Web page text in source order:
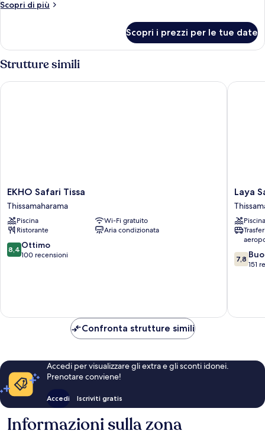
With
And
Garden
Scopri di più
Altri
King
With
And
Scopri i prezzi per le tue date
Strutture simili
EKHO
Safari
Tissa
Thissamaharama
EKHO Safari Tissa
Thissamaharama
Piscina
Wi-Fi gratuito
Ristorante
Aria condizionata
8.4
su
8,4 Ottimo
100 recensioni
EKHO Safari Tissa
Laya
Safari
Laya
Piscina
7.8
su
7,8
151
Laya
Confronta strutture simili
Accedi per visualizzare gli extra e gli sconti idonei.
Prenotare conviene!
Accedi Iscriviti gratis
Informazioni sulla zona